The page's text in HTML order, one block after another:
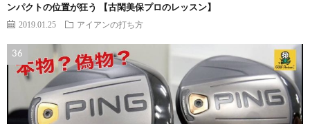
ンパクトの位置が狂う 【古閑美保プロのレッスン】
2019.01.25 アイアンの打ち方